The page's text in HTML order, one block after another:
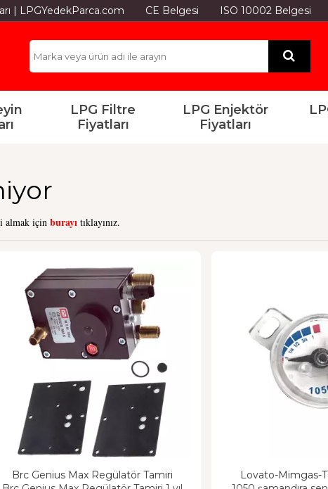
| LPGYedekParca.com CE Belgesi ISO 10002 Belgesi
LPG Filtre
Fiyatları
LPG Enjektör
Fiyatları
almak için burayı tıklayınız.
Brc Genius Max Regülatör Tamiri
Lovato-Mimgas-